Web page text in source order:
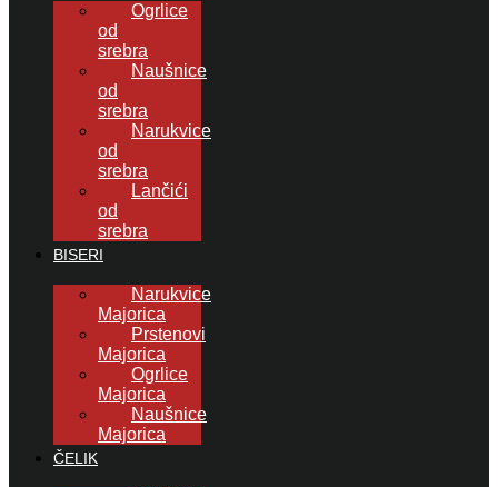
Ogrlice
od
srebra
Naušnice
od
srebra
Narukvice
od
srebra
Lančići
od
srebra
BISERI
Narukvice
Majorica
Prstenovi
Majorica
Ogrlice
Majorica
Naušnice
Majorica
ČELIK